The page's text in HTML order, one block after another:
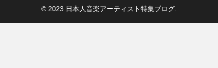
© 2023 日本人音楽アーティスト特集ブログ.